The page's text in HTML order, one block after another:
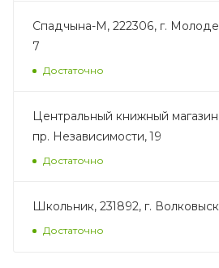
Спадчына-М, 222306, г.
7
Достаточно
Центральный книжный
пр. Независимости, 19
Достаточно
Школьник, 231892, г.
Достаточно